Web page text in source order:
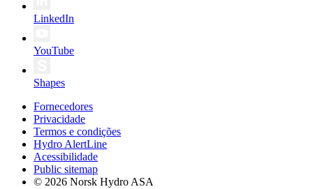
LinkedIn
YouTube
Shapes
Fornecedores
Privacidade
Termos e condições
Hydro AlertLine
Acessibilidade
Public sitemap
© 2026 Norsk Hydro ASA